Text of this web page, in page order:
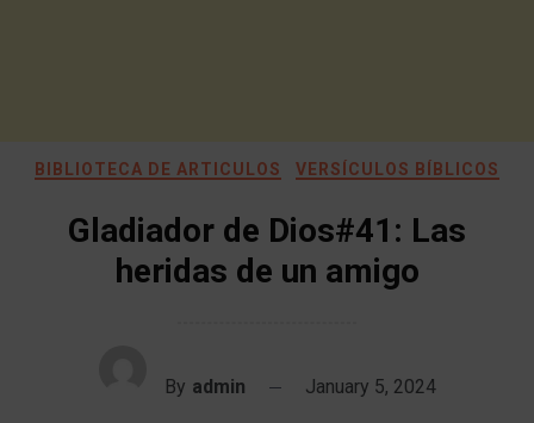
BIBLIOTECA DE ARTICULOS VERSÍCULOS BÍBLICOS
Gladiador de Dios#41: Las
heridas de un amigo
By admin January 5, 2024